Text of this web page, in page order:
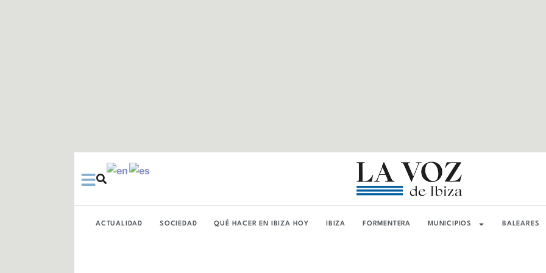
ACTUALIDAD SOCIEDAD QUÉ HACER EN IBIZA HOY IBIZA FORMENTERA MUNICIPIOS BALEARES